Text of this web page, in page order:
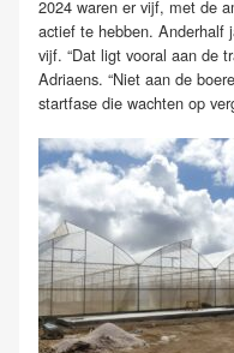
2024 waren er vijf, met de
actief te hebben. Anderhalf
vijf. “Dat ligt vooral aan de
Adriaens. “Niet aan de
startfase die wachten op